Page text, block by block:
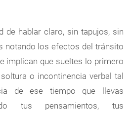
de hablar claro, sin tapujos, sin
notando los efectos del tránsito
implican que sueltes lo primero
o incontinencia verbal tal
de ese tiempo que llevas
tus pensamientos, tus